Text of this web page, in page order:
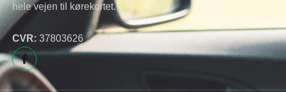
hele vejen til kørekortet.
CVR: 37803626